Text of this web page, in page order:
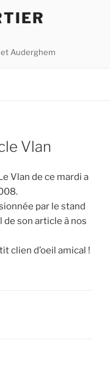
Auderghem
Vlan
Vlan de ce mardi a
par le stand
de son article à nos
clien d’oeil amical !